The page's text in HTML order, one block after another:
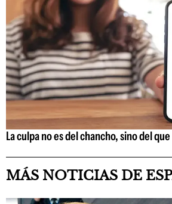
La culpa no es del chancho, sino del
MÁS NOTICIAS DE